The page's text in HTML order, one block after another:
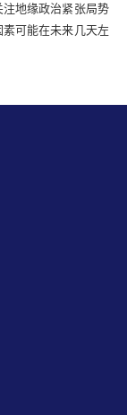
地缘政治紧张局势
可能在未来几天左